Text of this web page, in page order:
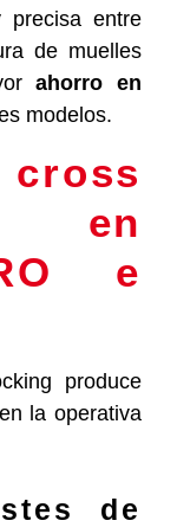
precisa entre
de muelles
ahorro en
modelos.
en
e
produce
la operativa
de